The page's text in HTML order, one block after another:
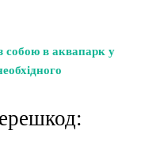
собою в аквапарк у